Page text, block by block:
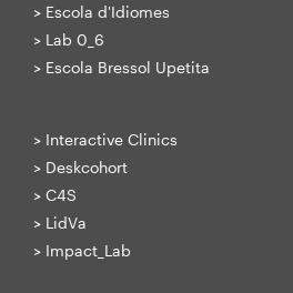
> Escola d'Idiomes
> Lab 0_6
> Escola Bressol Upetita
> Interactive Clinics
> Deskcohort
> C4S
> LidVa
> Impact_Lab